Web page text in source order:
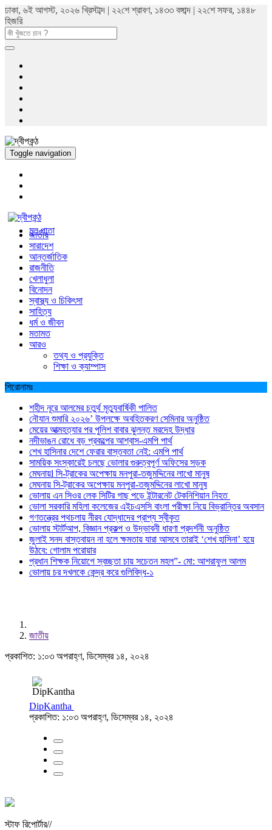
ঢাকা, ৬ই আগস্ট, ২০২৬ খ্রিস্টাব্দ | ২২শে শ্রাবণ, ১৪৩৩ বঙ্গাব্দ | ২২শে সফর, ১৪৪৮
হিজরি
Toggle navigation
মুল পাতা
জাতীয়
সারাদেশ
আন্তর্জাতিক
রাজনীতি
খেলাধুলা
বিনোদন
স্বাস্থ্য ও চিকিৎসা
সাহিত্য
ধর্ম ও জীবন
মতামত
আরও
তথ্য ও প্রযুক্তি
শিক্ষা ও ক্যাম্পাস
শিরোনামঃ
শহীদ নূরে আলমের চতুর্থ মৃত্যুবার্ষিকী পালিত
নৌযান শুমারি ২০২৬’ উপলক্ষে অবহিতকরণ সেমিনার অনুষ্ঠিত
মেয়ের আত্মহত্যার পর পুলিশ বাবার ঝুলন্ত মরদেহ উদ্ধার
নদীভাঙন রোধে বড় প্রকল্পের আশ্বাস-এমপি পার্থ
শেখ হাসিনার দেশে ফেরার বাস্তবতা নেই: এমপি পার্থ
সাময়িক সংস্কারেই চলছে ভোলার গুরুত্বপূর্ণ অফিসের সড়ক
মেঘনায়l সি-ট্রাকের অপেক্ষায় মনপুরা-তজুমদ্দিনের লাখো মানুষ
মেঘনায় সি-ট্রাকের অপেক্ষায় মনপুরা-তজুমদ্দিনের লাখো মানুষ
ভোলায় এন সিওর লেক সিটির গাছ পড়ে ইন্টারনেট টেকনিশিয়ান নিহত
ভোলা সরকারি মহিলা কলেজের এইচএসসি বাংলা পরীক্ষা নিয়ে বিভ্রান্তির অবসান
গণতন্ত্রের পথচলায় নীরব যোদ্ধাদের প্রাপ্য স্বীকৃত
ভোলায় স্টার্টআপ, বিজ্ঞান প্রকল্প ও উদ্ভাবনী ধারণা প্রদর্শনী অনুষ্ঠিত
জুলাই সনদ বাস্তবায়ন না হলে ক্ষমতায় যারা আসবে তারাই ‘শেখ হাসিনা’ হয়ে
উঠবে: গোলাম পরোয়ার
প্রধান শিক্ষক নিয়োগে স্বচ্ছতা চায় সচেতন মহল”- মো: আশরাফুল আলম
ভোলায় চর দখলকে কেন্দ্র করে গুলিবিদ্ধ-১
জাতীয়
প্রকাশিত: ১:০৩ অপরাহ্ণ, ডিসেম্বর ১৪, ২০২৪
DipKantha
প্রকাশিত: ১:০৩ অপরাহ্ণ, ডিসেম্বর ১৪, ২০২৪
স্টাফ রিপোর্টার//